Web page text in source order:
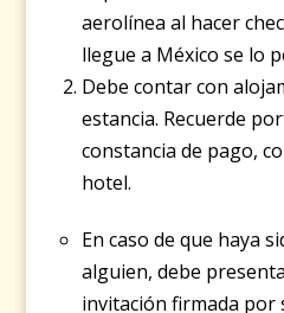
aerolínea al hacer
llegue a México se lo
Debe contar con
estancia. Recuerde
constancia de pago,
hotel.
En caso de que haya
alguien, debe
invitación firmada por